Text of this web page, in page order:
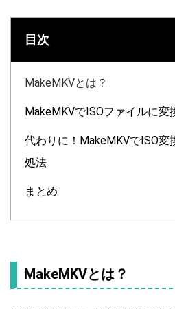
目次
MakeMKVとは？
MakeMKVでISOファイルに変
代わりに！MakeMKVでISO変
処法
まとめ
MakeMKVとは？